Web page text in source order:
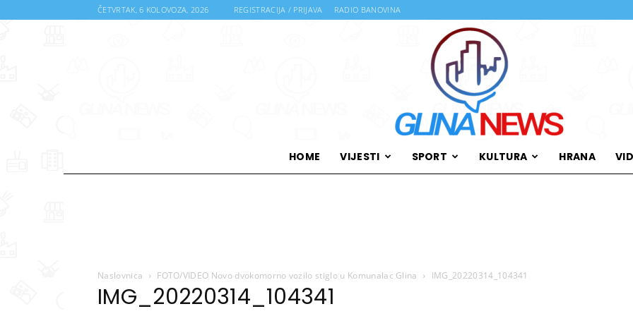
ČETVRTAK, 6 KOLOVOZA, 2026 REGISTRACIJA / PRIJAVA RADIO BANOVINA
News
HOME VIJESTI SPORT KULTURA HRANA
Naslovnica FOTO/VIDEO Novo dvokomorno vozilo stiglo u Komunalac Glina IMG_20220314_104341
IMG_20220314_104341